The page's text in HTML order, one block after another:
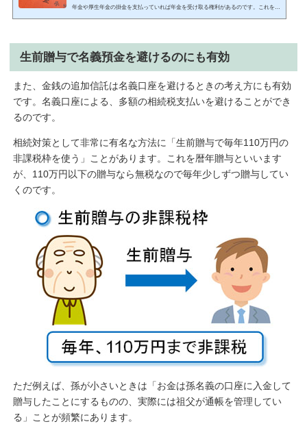
年金や厚生年金の掛金を支払っていれば年金を受け取る権利があるのです。これを年
金受給権といいます。気になるものとして、「こうした年金受給権の家族信託が可能
くなっても家族があなたのために自由に年金を使ってくれます。また国の制度ではな
く、相続時に年金と同じような形で分割払いにてお金を受け取る方法も存在します。
生前贈与で名義預金を避けるのにも有効
また、金銭の追加信託は名義口座を避けるときの考え方にも有効
です。名義口座による、多額の相続税支払いを避けることができ
るのです。
相続対策として非常に有名な方法に「生前贈与で毎年110万円の
非課税枠を使う」ことがあります。これを暦年贈与といいます
が、110万円以下の贈与なら無税なので毎年少しずつ贈与してい
くのです。
ただ例えば、孫が小さいときは「お金は孫名義の口座に入金して
贈与したことにするものの、実際には祖父が通帳を管理してい
る」ことが頻繁にあります。